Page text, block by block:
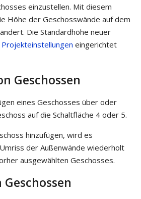
einzustellen. Mit diesem
Höhe der Geschosswände auf dem
Die Standardhöhe neuer
Projekteinstellungen eingerichtet
Geschossen
eines Geschosses über oder
auf die Schaltfläche 4 oder 5.
hinzufügen, wird es
der Außenwände wiederholt
ausgewählten Geschosses.